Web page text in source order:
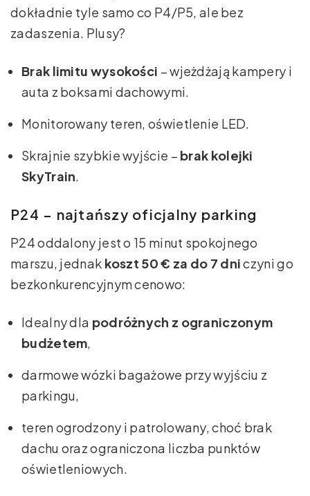
dokładnie tyle samo co P4/P5, ale bez
zadaszenia. Plusy?
Brak limitu wysokości – wjeżdżają kampery i
auta z boksami dachowymi.
Monitorowany teren, oświetlenie LED.
Skrajnie szybkie wyjście – brak kolejki
SkyTrain.
P24 – najtańszy oficjalny parking
P24 oddalony jest o 15 minut spokojnego
marszu, jednak koszt 50 € za do 7 dniczyni go
bezkonkurencyjnym cenowo:
Idealny dla podróżnych z ograniczonym
budżetem,
darmowe wózki bagażowe przy wyjściu z
parkingu,
teren ogrodzony i patrolowany, choć brak
dachu oraz ograniczona liczba punktów
oświetleniowych.